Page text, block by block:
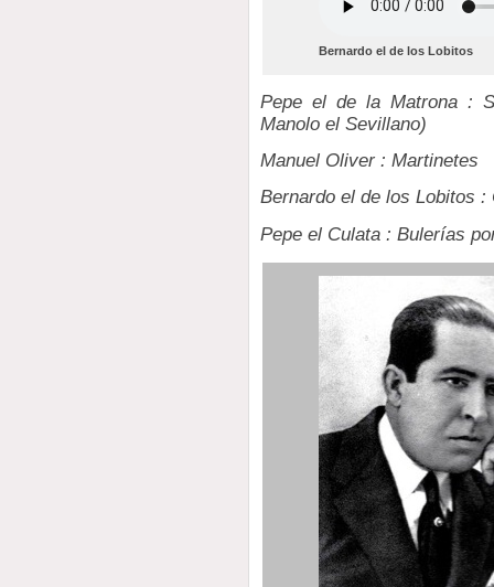
Bernardo el de los Lobitos
Pepe el de la Matrona :
Manolo el Sevillano)
Manuel Oliver : Martinetes
Bernardo el de los Lobitos :
Pepe el Culata : Bulerías